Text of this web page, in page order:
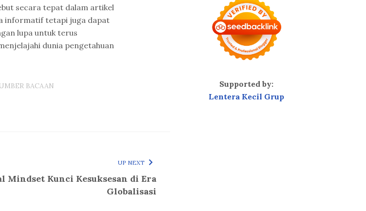
secara tepat dalam artikel
informatif tetapi juga dapat
lupa untuk terus
dunia pengetahuan
BACAAN
UP NEXT
Mindset Kunci Kesuksesan di Era
Globalisasi
Supported by:
Lentera Kecil Grup